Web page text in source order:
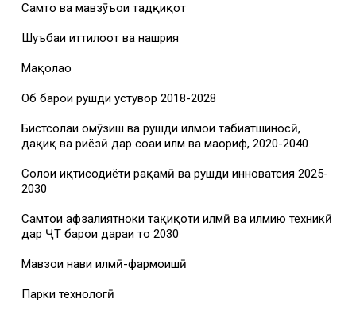
Самтҳо ва мавзӯъҳои тадқиқот
Шуъбаи иттилоот ва нашрия
Мақолаҳо
Об барои рушди устувор 2018-2028
Бистсолаи омӯзиш ва рушди илмҳои табиатшиносӣ,
дақиқ ва риёзӣ дар соҳаи илм ва маориф, 2020-2040.
Солҳои иқтисодиёти рақамӣ ва рушди инноватсия 2025-
2030
Самтҳои афзалиятноки таҳқиқоти илмӣ ва илмию техникӣ
дар ҶТ барои дараи то 2030
Мавзҳои нави илмӣ-фармоишӣ
Парки технологӣ